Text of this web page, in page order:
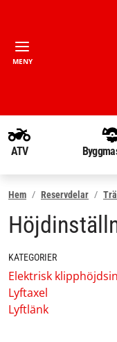
MENY
ATV
Hem Reservdelar
KATEGORIER
Elektrisk
Lyftaxel
Lyftlänk